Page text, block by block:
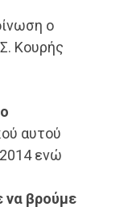
ο
Κουρής
αυτού
ενώ
να βρούμε